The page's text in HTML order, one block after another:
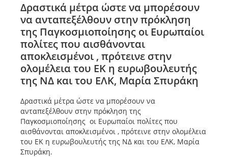
Δραστικά μέτρα ώστε να μπορέσουν
να ανταπεξέλθουν στην πρόκληση
της Παγκοσμιοποίησης οι Ευρωπαίοι
πολίτες που αισθάνονται
αποκλεισμένοι , πρότεινε στην
ολομέλεια του ΕΚ η ευρωβουλευτής
της ΝΔ και του ΕΛΚ, Μαρία Σπυράκη
Δραστικά μέτρα ώστε να μπορέσουν να
ανταπεξέλθουν στην πρόκληση της
Παγκοσμιοποίησης οι Ευρωπαίοι πολίτες που
αισθάνονται αποκλεισμένοι , πρότεινε στην ολομέλεια
του ΕΚ η ευρωβουλευτής της ΝΔ και του ΕΛΚ, Μαρία
Σπυράκη.